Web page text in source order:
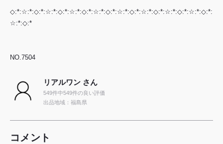
◇:*:☆:*:◇:*:☆:*:◇:*:☆:*:◇:*:☆:*:◇:*:☆:*:◇:*:☆:*:◇:*:☆:*:◇:*:☆:*:◇:*:
☆:*:◇:*
NO.7504
リアルワン さん
549件中549件の良い評価
出品地域：福島県
コメント